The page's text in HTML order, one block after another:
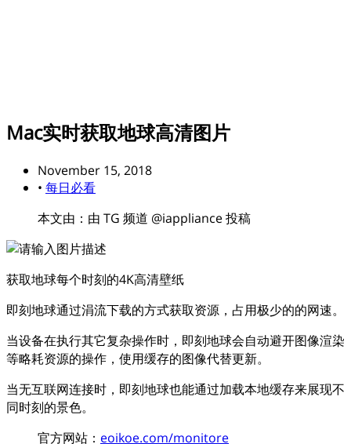
Mac实时获取地球高清图片
November 15, 2018
• 每日必看
本文由：由 TG 频道 @iappliance 投稿
获取地球每个时刻的4K高清壁纸
即刻地球通过涓流下载的方式获取资源，占用极少的的网速。
当设备在执行其它复杂操作时，即刻地球会自动避开图像渲染
等略耗资源的操作，使用缓存的图像代替更新。
当无互联网连接时，即刻地球也能通过加载本地缓存来展现不
同时刻的景色。
官方网站： eoikoe.com/monitore